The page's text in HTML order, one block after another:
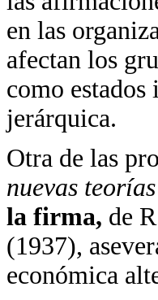
en las
afectan los
como estados
jerárquica.
Otra de las
nuevas
la firma, de
(1937),
económica